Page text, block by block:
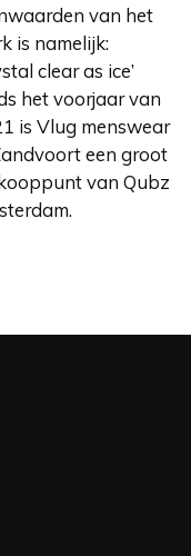
van het
is namelijk:
clear as ice’
het voorjaar van
is Vlug menswear
een groot
van Qubz